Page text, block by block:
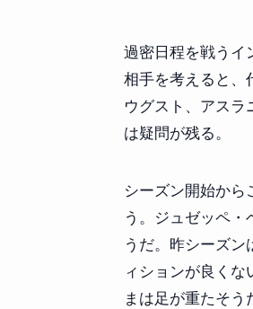
過密日程を戦うイ
相手を考えると、
ウグスト、アス
は疑問が残る。
シーズン開始か
う。ジュゼッペ
うだ。昨シーズ
ィションが良く
まは足が重たそ